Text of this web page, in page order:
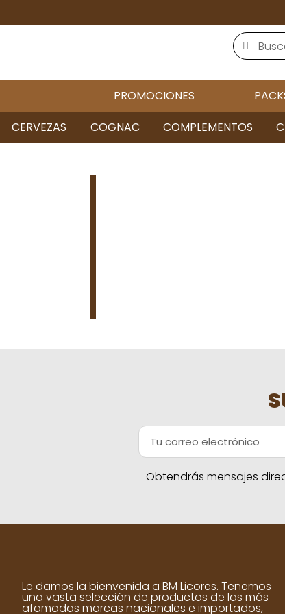
PROMOCIONES
CERVEZAS
COGNAC COMPLEMENTOS
Obtendrás mensajes
Le damos la bienvenida a BM Licores. Tenemos
una vasta selección de productos de las más
afamadas marcas nacionales e importados,